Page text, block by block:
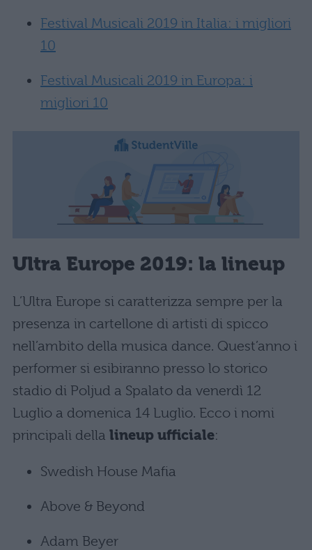
Festival Musicali 2019 in Italia: i migliori
10
Festival Musicali 2019 in Europa: i
migliori 10
Ultra Europe 2019: la lineup
L’Ultra Europe si caratterizza sempre per la
presenza in cartellone di artisti di spicco
nell’ambito della musica dance. Quest’anno i
performer si esibiranno presso lo storico
stadio di Poljud a Spalato da venerdì 12
Luglio a domenica 14 Luglio. Ecco i nomi
principali della lineup ufficiale:
Swedish House Mafia
Above & Beyond
Adam Beyer